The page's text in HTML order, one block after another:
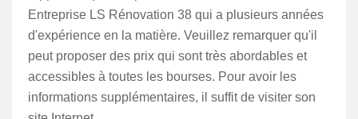
Entreprise LS Rénovation 38 qui a plusieurs années
d'expérience en la matière. Veuillez remarquer qu'il
peut proposer des prix qui sont très abordables et
accessibles à toutes les bourses. Pour avoir les
informations supplémentaires, il suffit de visiter son